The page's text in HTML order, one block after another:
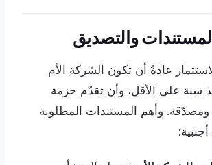
والتصديق
عادةً أن تكون الشركة الأم
سنة على الأقل، وأن تقدّم حزمة
وأهم المستندات المطلوبة